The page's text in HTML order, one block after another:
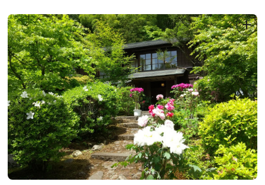
・アーチ式コンクリートダム
・ダム湖は「八汐湖」
〇資料室 ４月下旬～１１月下旬の9:30～16：30